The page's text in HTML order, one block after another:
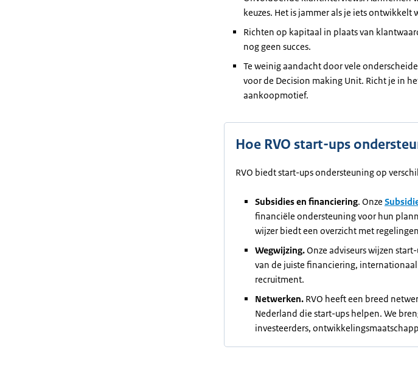
keuzes. Het is jammer als je iets ontwikkelt
Richten op kapitaal in plaats van
nog geen succes.
Te weinig aandacht door vele
voor de Decision making Unit. Richt je in
aankoopmotief.
Hoe RVO start-ups
RVO biedt start-ups ondersteuning op
Subsidies en financiering. Onze
financiële ondersteuning voor hun
wijzer biedt een overzicht met
Wegwijzing.Onze adviseurs wijzen
van de juiste financiering,
recruitment.
Netwerken. RVO heeft een breed
Nederland die start-ups helpen. We
investeerders,